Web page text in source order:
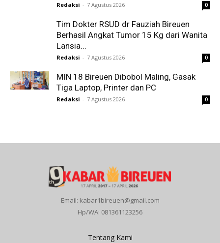
Redaksi - 7 Agustus 2026 0
Tim Dokter RSUD dr Fauziah Bireuen
Berhasil Angkat Tumor 15 Kg dari Wanita
Lansia...
Redaksi - 7 Agustus 2026 0
MIN 18 Bireuen Dibobol Maling, Gasak
Tiga Laptop, Printer dan PC
Redaksi - 7 Agustus 2026 0
Email: kabar1bireuen@gmail.com
Hp/WA: 081361123256
Tentang Kami